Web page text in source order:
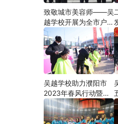
致敬城市美容师——吴
越学校开展为全市户外
劳动者爱心义剪活动
吴越学校助力濮阳市
2023年春风行动暨就
业援助月”首场新春招
聘会活动